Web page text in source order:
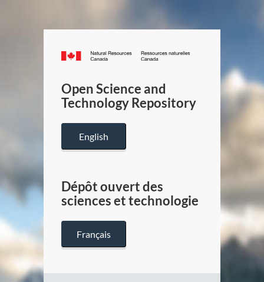
Canada.ca
/
Canada
Open Science and
Technology Repository
English
Dépôt ouvert des
sciences et technologie
Français